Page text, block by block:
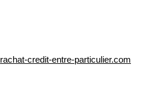
rachat-credit-entre-particulier.com